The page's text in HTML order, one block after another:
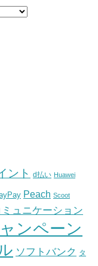
ント d払い Huawei
Peach Scoot
ミュニケーション
ンペーン
ソフトバンク タ